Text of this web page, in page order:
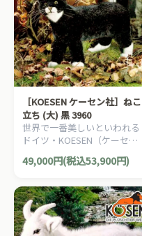
［KOESEN ケーセン社］ねこ
立ち (大) 黒 3960
世界で一番美しいといわれる
ドイツ・KOESEN（ケーセン
社）の動物のぬいぐるみ。愛
らしい表情の猫（ねこ/ネコ）
49,000円(税込53,900円)